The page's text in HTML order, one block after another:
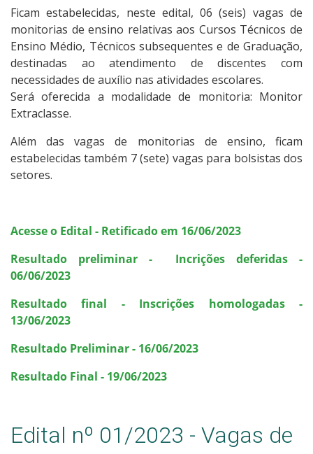
Ficam estabelecidas, neste edital, 06 (seis) vagas de
monitorias de ensino relativas aos Cursos Técnicos de
Ensino Médio, Técnicos subsequentes e de Graduação,
destinadas ao atendimento de discentes com
necessidades de auxílio nas atividades escolares.
Será oferecida a modalidade de monitoria: Monitor
Extraclasse.
Além das vagas de monitorias de ensino, ficam
estabelecidas também 7 (sete) vagas para bolsistas dos
setores.
Acesse o Edital - Retificado em 16/06/2023
Resultado preliminar - Incrições deferidas -
06/06/2023
Resultado final - Inscrições homologadas -
13/06/2023
Resultado Preliminar - 16/06/2023
Resultado Final - 19/06/2023
Edital nº 01/2023 - Vagas de